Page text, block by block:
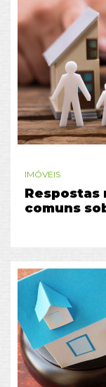
IMÓVEIS
Respostas
comuns